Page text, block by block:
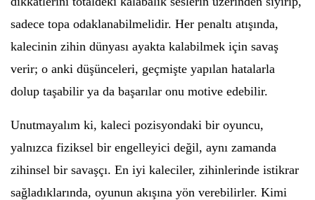
sadece topa odaklanabilmelidir. Her penaltı atışında,
kalecinin zihin dünyası ayakta kalabilmek için savaş
verir; o anki düşünceleri, geçmişte yapılan hatalarla
dolup taşabilir ya da başarılar onu motive edebilir.
Unutmayalım ki, kaleci pozisyondaki bir oyuncu,
yalnızca fiziksel bir engelleyici değil, aynı zamanda
zihinsel bir savaşçı. En iyi kaleciler, zihinlerinde istikrar
sağladıklarında, oyunun akışına yön verebilirler. Kimi